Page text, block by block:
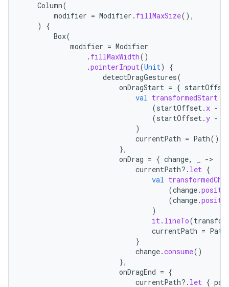
Column(
modifier = Modifier . fillMaxSize(),
)
{
Box(
modifier = Modifier
. fillMaxWidth()
.pointerInput(Unit)
{
detectDragGestures(
onDragStart = {
val transformedStart
(startOffset. x -
(startOffset.y -
)
currentPath = Path().
},
onDrag = { change, -
currentPath?. let {
val
(change.
(change.
)
it. lineTo(
currentPath = Path
}
change.consume()
},
onDragEnd = {
currentPath?. let {